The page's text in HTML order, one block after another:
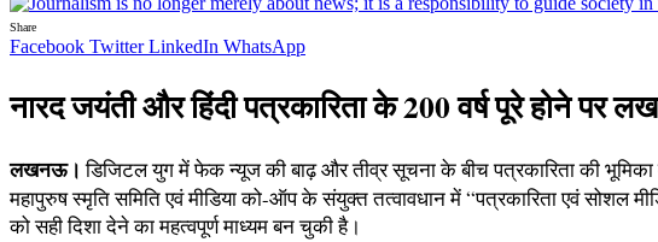
Share
Facebook Twitter LinkedIn WhatsApp
नारद जयंती और हिंदी पत्रकारिता के 200 वर्ष पूरे होने
लखनऊ। डिजिटल युग में फेक न्यूज की बाढ़ और तीव्र सूचना के बीच पत्रकारिता की भूमिका
महापुरुष स्मृति समिति एवं मीडिया को-ऑप के संयुक्त तत्वावधान में “पत्रकारिता एवं सोशल
को सही दिशा देने का महत्वपूर्ण माध्यम बन चुकी है।